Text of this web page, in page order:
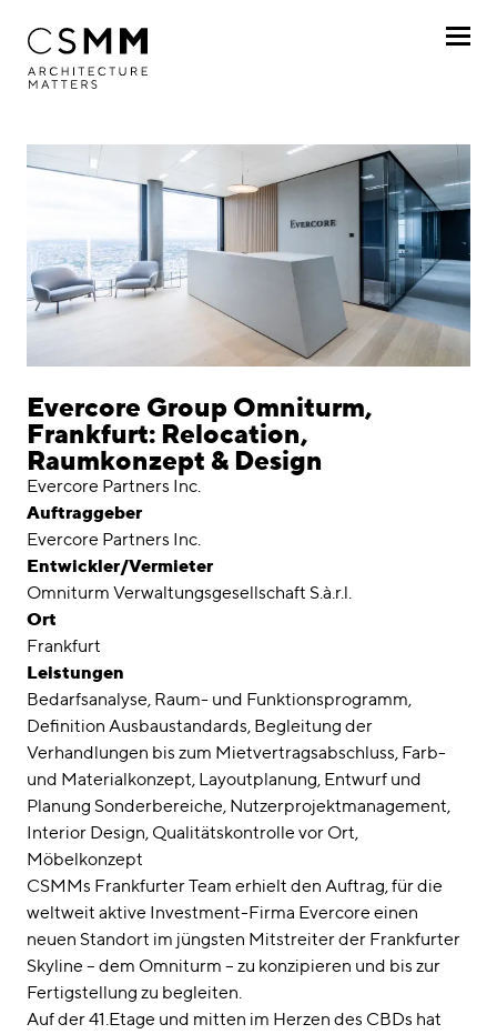
Profil
Leistungen
Projekte
Nach Kunde
Chronologisch
Journal
Awards
Karriere
Standorte
linkedininstagram
English
Impressum
Datenschutz
Evercore Group Omniturm,
Frankfurt: Relocation,
Raumkonzept & Design
Evercore Partners Inc.
Auftraggeber
Evercore Partners Inc.
Entwickler/Vermieter
Omniturm Verwaltungsgesellschaft S.à.r.l.
Ort
Frankfurt
Leistungen
Bedarfsanalyse, Raum- und Funktionsprogramm,
Definition Ausbaustandards, Begleitung der
Verhandlungen bis zum Mietvertragsabschluss, Farb-
und Materialkonzept, Layoutplanung, Entwurf und
Planung Sonderbereiche, Nutzerprojektmanagement,
Interior Design, Qualitätskontrolle vor Ort,
Möbelkonzept
CSMMs Frankfurter Team erhielt den Auftrag, für die
weltweit aktive Investment-Firma Evercore einen
neuen Standort im jüngsten Mitstreiter der Frankfurter
Skyline – dem Omniturm – zu konzipieren und bis zur
Fertigstellung zu begleiten.
Auf der 41.Etage und mitten im Herzen des CBDs hat